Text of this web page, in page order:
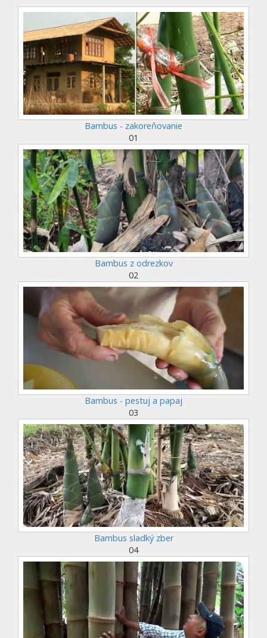
Bambus - zakoreňovanie
01
Bambus z odrezkov
02
Bambus - pestuj a papaj
03
Bambus sladký zber
04